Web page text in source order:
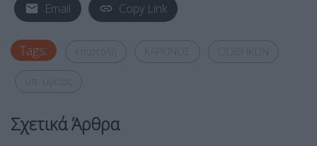
Email Copy Link
Tags:
Σχετικά Άρθρα